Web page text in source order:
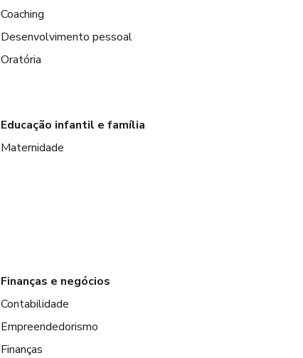
Coaching
Desenvolvimento pessoal
Oratória
Educação infantil e família
Maternidade
Finanças e negócios
Contabilidade
Empreendedorismo
Finanças